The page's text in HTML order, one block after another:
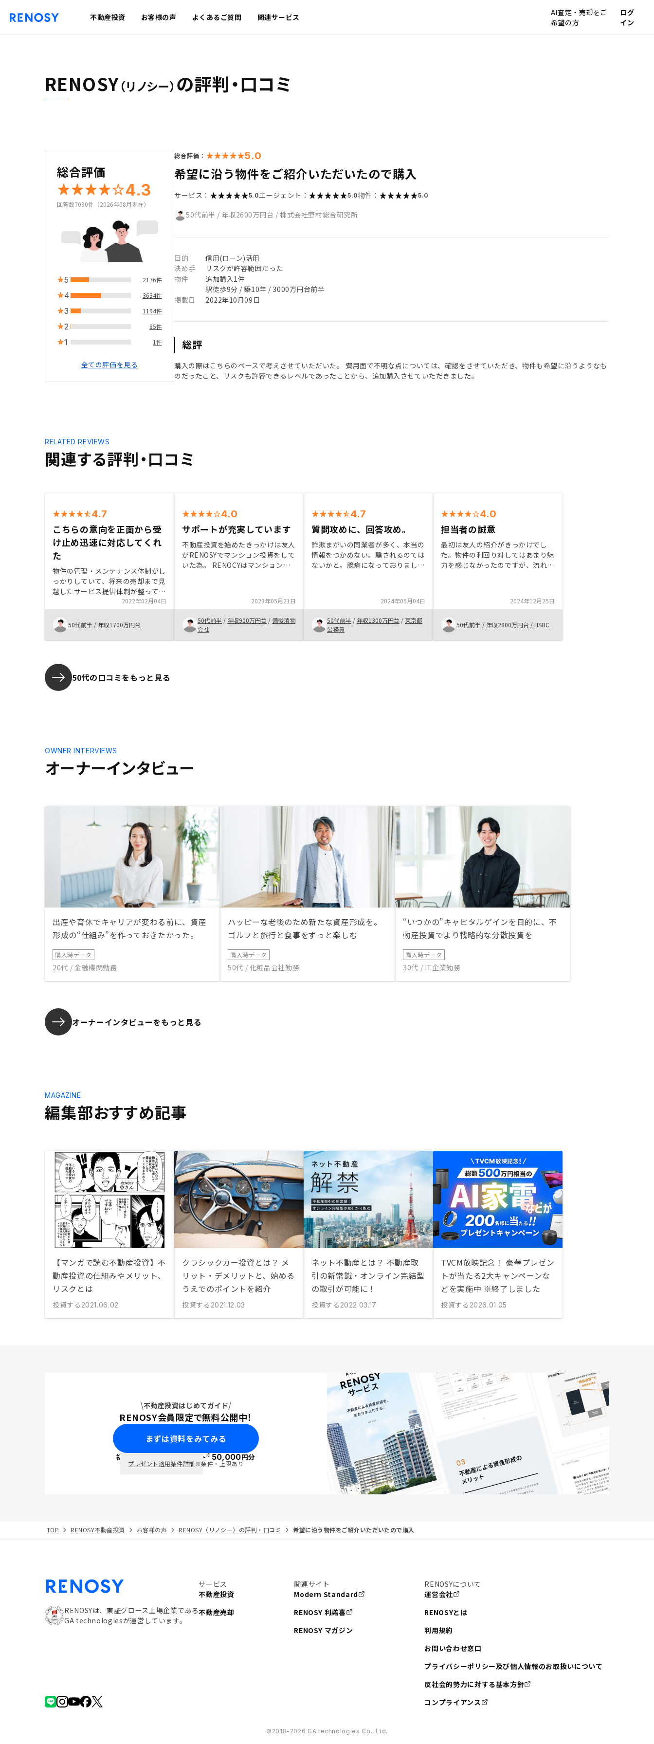
不動産投資 お客様の声 よくあるご質問 関連サービス
AI査定・売却をご
希望の方
ログ
イン
RENOSY（リノシー） の評判・口コミ
総合評価
4.3
回答数7090件（2026年08月現在）
5 2176件
4 3634件
3 1194件
2 85件
1 1件
全ての評価を見る
総合評価： 5.0
希望に沿う物件をご紹介いただいたので購入
サービス： 5.0エージェント： 5.0物件： 5.0
50代前半 / 年収2600万円台 / 株式会社野村総合研究所
目的
信用(ローン)活用
決め手
リスクが許容範囲だった
物件
追加購入1件
駅徒歩9分 / 築10年 / 3000万円台前半
掲載日
2022年10月09日
総評
購入の際はこちらのペースで考えさせていただいた。 費用面で不明な点については、確認をさせていただき、物件も希望に沿うようなも
のだったこと、リスクも許容できるレベルであったことから、追加購入させていただきました。
関連する評判・口コミ
RELATED REVIEWS
4.7
こちらの意向を正面から受
け止め迅速に対応してくれ
た
物件の管理・メンテナンス体制がし
っかりしていて、将来の売却まで見
越したサービス提供体制が整ってい
ることに加えて、日々の収支状況が
アプリで簡単に分かること。また、
担当者の方がよく勉強されていると
感じられたことから安心して購入を
決意出来ました。余計なお世話かも
理はもう少し配慮された方がいいと
思います。
2022年02月04日
50代前半 / 年収1700万円台
4.0
サポートが充実しています
不動産投資を始めたきっかけは友人
がRENOSYでマンション投資をして
いた為。 RENOCYはマンション経
投資素人でも不動産投資のリスク、
メリットやデメリットなど分かりや
すく説明してくれ、購入までサポー
2023年05月21日
50代前半 / 年収900万円台 /備後漬物
会社
4.7
質問攻めに、回答攻め。
詐欺まがいの同業者が多く、本当の
情報をつかめない。騙されるのては
ないかと。臆病になっておりまし
くれる、何度も質問に答えてくれ
る、求める内容の返答が返ってくる
リノシーは躊躇している方々に、是
2024年05月04日
50代前半 / 年収1300万円台 / 東京都
公務員
4.0
担当者の誠意
最初は友人の紹介がきっかけでし
た。物件の利回り対してはあまり魅
力を感じなかったのですが、流れの
2024年12月25日
50代前半 / 年収2800万円台 /HSBC
50代の口コミをもっと見る
オーナーインタビュー
OWNER INTERVIEWS
出産や育休でキャリアが変わる前に、資産
形成の“仕組み”を作っておきたかった。
購入時データ
20代 / 金融機関勤務
ハッピーな老後のため新たな資産形成を。
ゴルフと旅行と食事をずっと楽しむ
購入時データ
50代 / 化粧品会社勤務
“いつかの”キャピタルゲインを目的に、不
動産投資でより戦略的な分散投資を
購入時データ
30代 / IT企業勤務
オーナーインタビューをもっと見る
編集部おすすめ記事
MAGAZINE
【マンガで読む不動産投資】不
動産投資の仕組みやメリット、
リスクとは
投資する 2021.06.02
クラシックカー投資とは？ メ
リット・デメリットと、始める
うえでのポイントを紹介
投資する 2021.12.03
ネット不動産とは？ 不動産取
引の新常識・オンライン完結型
の取引が可能に！
投資する 2022.03.17
TVCM放映記念！ 豪華プレゼン
トが当たる2大キャンペーンな
どを実施中 ※終了しました
投資する 2026.01.05
不動産投資はじめてガイド
RENOSY会員限定で無料公開中！
まずは資料をみてみる
初回面談で ポイント※50,000円分
プレゼント適用条件詳細※条件・上限あり
TOP RENOSY不動産投資 お客様の声 RENOSY（リノシー）の評判・口コミ 希望に沿う物件をご紹介いただいたので購入
RENOSYは、東証グロース上場企業である
GA technologiesが運営しています。
サービス
不動産投資
不動産売却
関連サイト
Modern Standard
RENOSY 利諾喜
RENOSY マガジン
RENOSYについて
運営会社
RENOSYとは
利用規約
お問い合わせ窓口
プライバシーポリシー及び個人情報のお取扱いについて
反社会的勢力に対する基本方針
コンプライアンス
©︎2018-2026 GA technologies Co., Ltd.